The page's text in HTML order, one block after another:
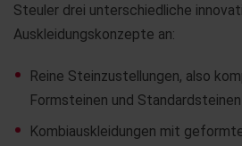
Steuler drei unterschiedliche
Auskleidungskonzepte an:
Reine Steinzustellungen, also
Formsteinen und Standardsteinen
Kombiauskleidungen mit